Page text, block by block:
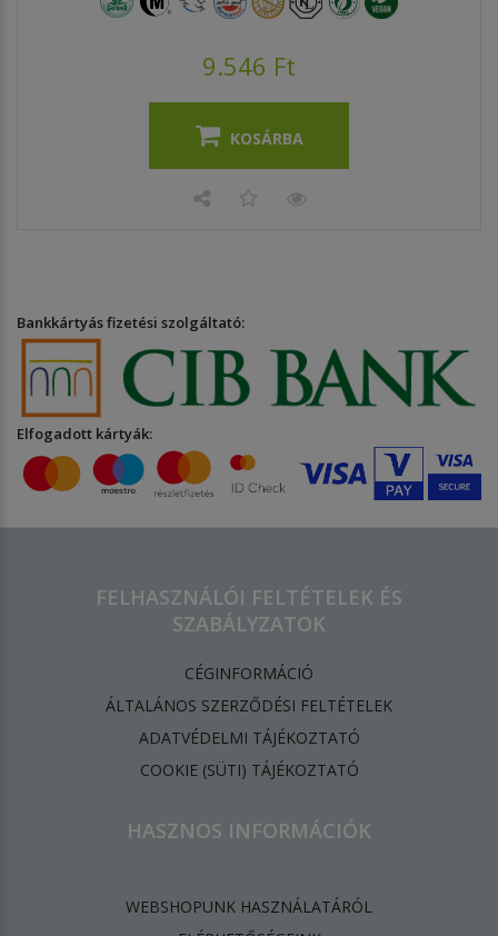
9.546 Ft
KOSÁRBA
Bankkártyás fizetési szolgáltató:
Elfogadott kártyák:
FELHASZNÁLÓI FELTÉTELEK ÉS
SZABÁLYZATOK
CÉGINFORMÁCIÓ
ÁLTALÁNOS SZERZŐDÉSI FELTÉTELEK
ADATVÉDELMI TÁJÉKOZTATÓ
​COOKIE (SÜTI) TÁJÉKOZTATÓ
HASZNOS INFORMÁCIÓK
WEBSHOPUNK HASZNÁLATÁRÓL